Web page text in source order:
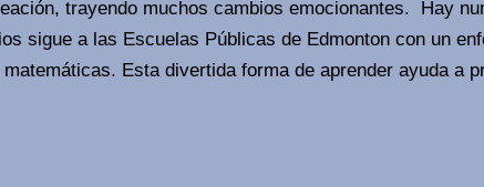
trayendo muchos cambios emocionantes. Hay
sigue a las Escuelas Públicas de Edmonton con un
Esta divertida forma de aprender ayuda a